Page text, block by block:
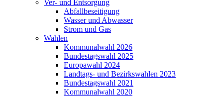
Ver- und Entsorgung
Abfallbeseitigung
Wasser und Abwasser
Strom und Gas
Wahlen
Kommunalwahl 2026
Bundestagswahl 2025
Europawahl 2024
Landtags- und Bezirkswahlen 2023
Bundestagswahl 2021
Kommunalwahl 2020